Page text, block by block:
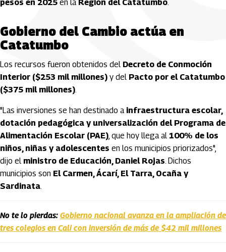
pesos en 2025 en la Región del Catatumbo.
Gobierno del Cambio actúa en
Catatumbo
Los recursos fueron obtenidos del Decreto de Conmoción
Interior ($253 mil millones) y del Pacto por el Catatumbo
($375 mil millones).
"Las inversiones se han destinado a infraestructura escolar,
dotación pedagógica y universalización del Programa de
Alimentación Escolar (PAE), que hoy llega al 100% de los
niños, niñas y adolescentes en los municipios priorizados",
dijo el ministro de Educación, Daniel Rojas. Dichos
municipios son El Carmen, Ácarí, El Tarra, Ocaña y
Sardinata.
No te lo pierdas: Gobierno nacional avanza en la ampliación de
tres colegios en Cali con inversión de más de $42 mil millones